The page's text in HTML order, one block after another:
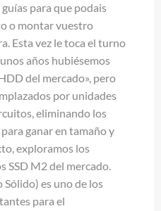
para que podais
o montar vuestro
Esta vez le toca el turno
años hubiésemos
del mercado», pero
por unidades
eliminando los
ganar en tamaño y
exploramos los
SSD M2 del mercado.
Sólido) es uno de los
para el